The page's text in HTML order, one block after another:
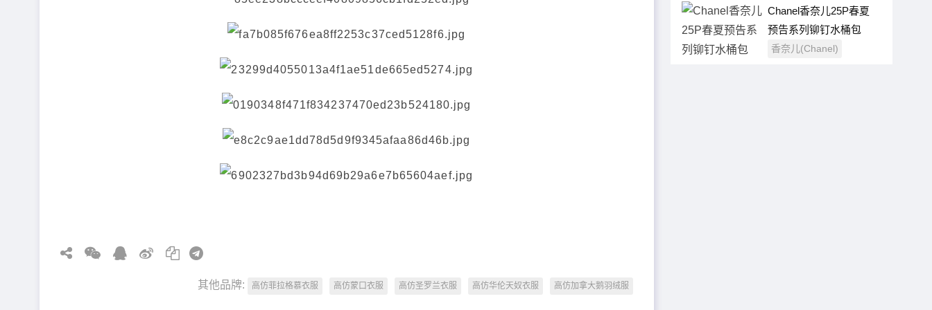
其他品牌: 高仿菲拉格慕衣服 高仿蒙口衣服 高仿圣罗兰衣服 高仿华伦天奴衣服 高仿加拿大鹅羽绒服
Chanel香奈儿25P春夏
预告系列铆钉水桶包
香奈儿(Chanel)